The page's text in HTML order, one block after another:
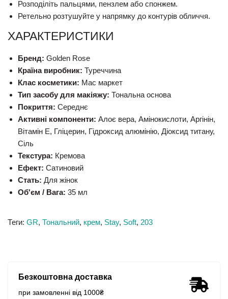
Розподіліть пальцями, пензлем або спонжем.
Ретельно розтушуйте у напрямку до контурів обличчя.
ХАРАКТЕРИСТИКИ
Бренд: Golden Rose
Країна виробник: Туреччина
Клас косметики: Мас маркет
Тип засобу для макіяжу: Тональна основа
Покриття: Середнє
Активні компоненти: Алоє вера, Амінокислоти, Аргінін,
Вітамін E, Гліцерин, Гідроксид алюмінію, Діоксид титану,
Сіль
Текстура: Кремова
Ефект: Сатиновий
Стать: Для жінок
Об'єм / Вага: 35 мл
Теги: GR, Тональний, крем, Stay, Soft, 203
Безкоштовна доставка
при замовленні від 1000₴